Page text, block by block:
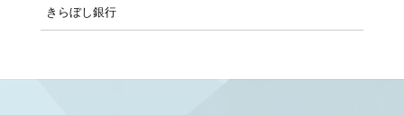
きらぼし銀行